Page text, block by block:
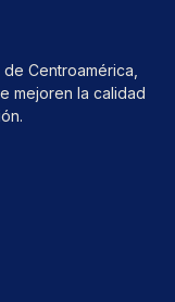
Centroamérica,
mejoren la calidad